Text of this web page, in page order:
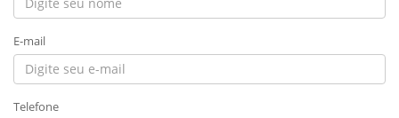
E-mail
Telefone